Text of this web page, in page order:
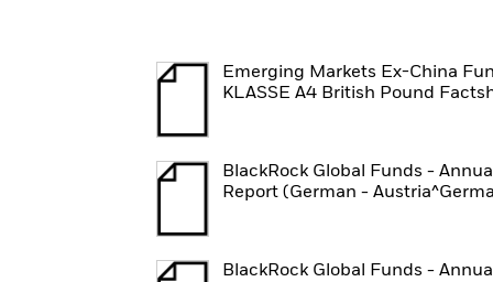
Emerging Markets Ex-China
KLASSE A4 British Pound
BlackRock Global Funds -
Report (German -
BlackRock Global Funds -